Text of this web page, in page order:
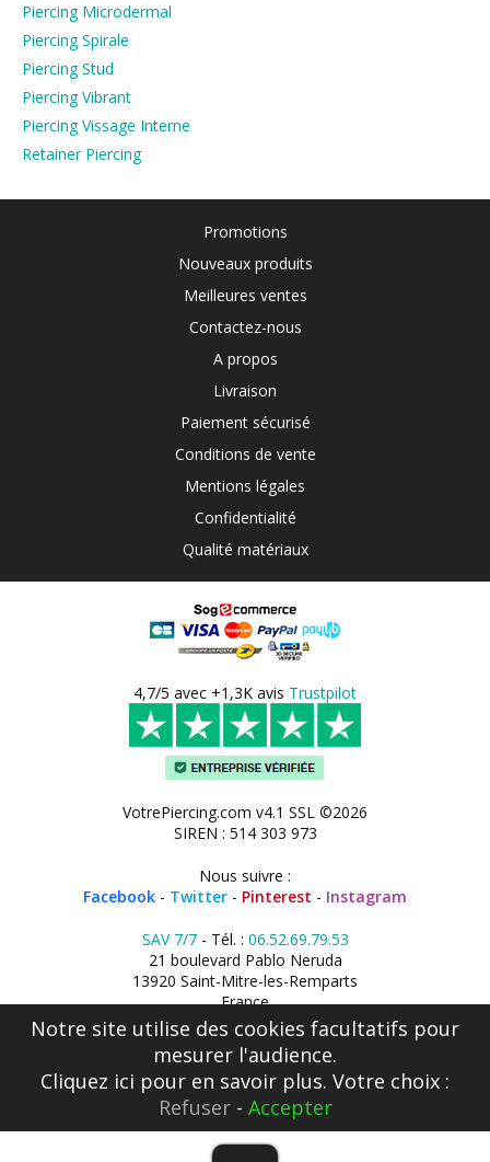
Piercing Microdermal
Piercing Spirale
Piercing Stud
Piercing Vibrant
Piercing Vissage Interne
Retainer Piercing
Promotions
Nouveaux produits
Meilleures ventes
Contactez-nous
A propos
Livraison
Paiement sécurisé
Conditions de vente
Mentions légales
Confidentialité
Qualité matériaux
4,7/5 avec +1,3K avis Trustpilot
VotrePiercing.com v4.1 SSL ©2026
SIREN : 514 303 973
Nous suivre :
Facebook - Twitter - Pinterest - Instagram
SAV 7/7- Tél. : 06.52.69.79.53
21 boulevard Pablo Neruda
13920 Saint-Mitre-les-Remparts
France
Notre site utilise des cookies facultatifs pour
mesurer l'audience.
Cliquez ici pour en savoir plus. Votre choix :
Refuser- Accepter